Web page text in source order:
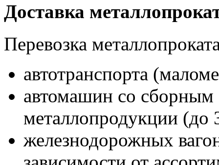
Доставка
Перевозка
автотранспорта
автомашин со сборным
металлопродукции (до
железнодорожных